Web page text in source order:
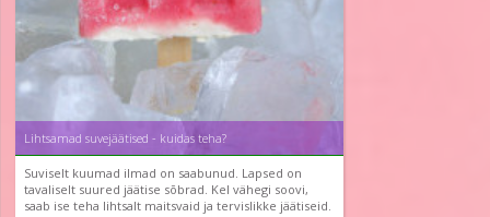
Lihtsamad suvejäätised - kuidas teha?
Suviselt kuumad ilmad on saabunud. Lapsed on
tavaliselt suured jäätise sõbrad. Kel vähegi soovi,
saab ise teha lihtsalt maitsvaid ja tervislikke jäätiseid.